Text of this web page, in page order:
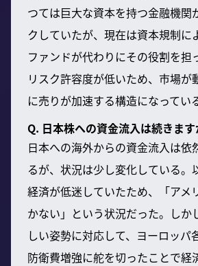
つては巨大な資本を持つ金融機関
クしていたが、現在は資本規制に
ファンドが代わりにその役割を担
リスク許容度が低いため、市場が
に売りが加速する構造になってい
Q. 日本株への資金流入は続きます
日本への海外からの資金流入は依
るが、状況は少し変化している。
経済が低迷していたため、「アメ
かない」という状況だった。しか
しい姿勢に対応して、ヨーロッパ
防衛費増強に舵を切ったことで経